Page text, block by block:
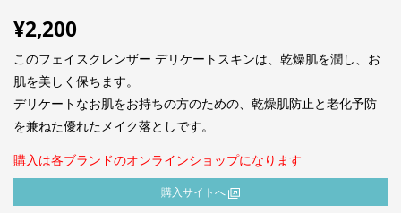
¥2,200
このフェイスクレンザー デリケートスキンは、乾燥肌を潤し、お
肌を美しく保ちます。
デリケートなお肌をお持ちの方のための、乾燥肌防止と老化予防
を兼ねた優れたメイク落としです。
購入は各ブランドのオンラインショップになります
購⼊サイトへ